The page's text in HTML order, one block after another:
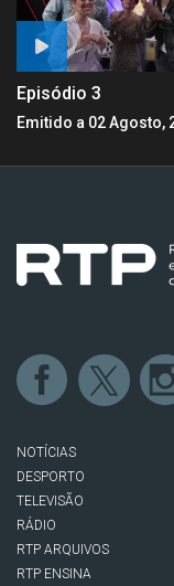
Episódio 3
Emitido a 02 Agosto,
NOTÍCIAS
DESPORTO
TELEVISÃO
RÁDIO
RTP ARQUIVOS
RTP ENSINA